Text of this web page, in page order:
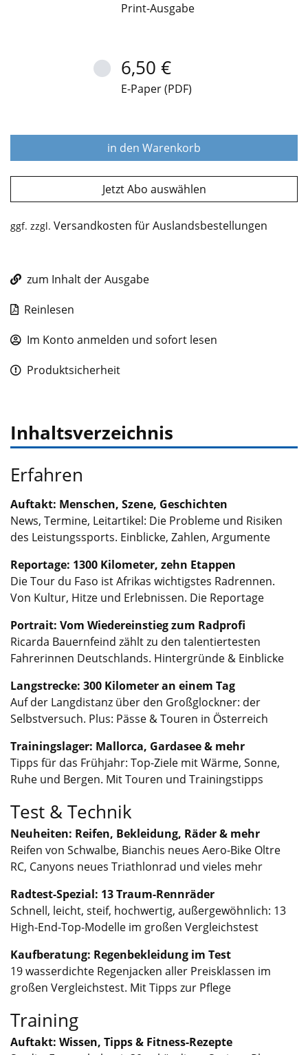
Print-Ausgabe
6,50 €
E-Paper (PDF)
in den Warenkorb
Jetzt Abo auswählen
ggf. zzgl. Versandkosten für Auslandsbestellungen
zum Inhalt der Ausgabe
Reinlesen
Im Konto anmelden und sofort lesen
Produktsicherheit
Inhaltsverzeichnis
Erfahren
Auftakt: Menschen, Szene, Geschichten
News, Termine, Leitartikel: Die Probleme und Risiken
des Leistungssports. Einblicke, Zahlen, Argumente
Reportage: 1300 Kilometer, zehn Etappen
Die Tour du Faso ist Afrikas wichtigstes Radrennen.
Von Kultur, Hitze und Erlebnissen. Die Reportage
Portrait: Vom Wiedereinstieg zum Radprofi
Ricarda Bauernfeind zählt zu den talentiertesten
Fahrerinnen Deutschlands. Hintergründe & Einblicke
Langstrecke: 300 Kilometer an einem Tag
Auf der Langdistanz über den Großglockner: der
Selbstversuch. Plus: Pässe & Touren in Österreich
Trainingslager: Mallorca, Gardasee & mehr
Tipps für das Frühjahr: Top-Ziele mit Wärme, Sonne,
Ruhe und Bergen. Mit Touren und Trainingstipps
Test & Technik
Neuheiten: Reifen, Bekleidung, Räder & mehr
Reifen von Schwalbe, Bianchis neues Aero-Bike Oltre
RC, Canyons neues Triathlonrad und vieles mehr
Radtest-Spezial: 13 Traum-Rennräder
Schnell, leicht, steif, hochwertig, außergewöhnlich: 13
High-End-Top-Modelle im großen Vergleichstest
Kaufberatung: Regenbekleidung im Test
19 wasserdichte Regenjacken aller Preisklassen im
großen Vergleichstest. Mit Tipps zur Pflege
Training
Auftakt: Wissen, Tipps & Fitness-Rezepte